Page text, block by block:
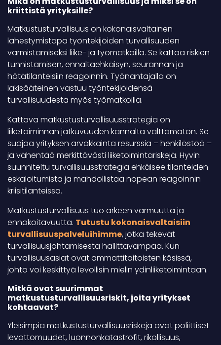
kriittistä yrityksille?
Matkustusturvallisuus on kokonaisvaltainen
lähestymistapa työntekijöiden turvallisuuden
varmistamiseksi liike- ja työmatkoilla. Se kattaa riskien
tunnistamisen, ennaltaehkäisyn, seurannan ja
hätätilanteisiin reagoinnin. Työnantajalla on
lakisääteinen vastuu työntekijöidensä
turvallisuudesta myös työmatkoilla.
Kattava matkustusturvallisuusstrategia on
liiketoiminnan jatkuvuuden kannalta välttämätön. Se
suojaa yrityksen arvokkainta resurssia – henkilöstöä –
ja vähentää merkittävästi liiketoimintariskejä. Hyvin
suunniteltu turvallisuusstrategia ehkäisee tilanteiden
eskaloitumista ja mahdollistaa nopean reagoinnin
kriisitilanteissa.
Matkustusturvallisuus tuo arkeen varmuutta ja
ennakoitavuutta. Tutustu kokonaisvaltaisiin
turvallisuuspalveluihimme, jotka tekevät
turvallisuusjohtamisesta hallittavampaa. Kun
turvallisuusasiat ovat ammattitaitoisten käsissä,
johto voi keskittyä levollisin mielin ydinliiketoimintaan.
Mitkä ovat suurimmat
matkustusturvallisuusriskit, joita yritykset
kohtaavat?
Yleisimpiä matkustusturvallisuusriskejä ovat poliittiset
levottomuudet, luonnonkatastrofit, rikollisuus,